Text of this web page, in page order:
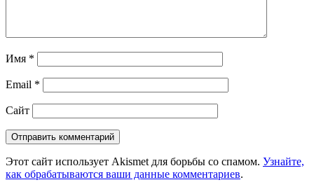
Имя *
Email *
Сайт
Этот сайт использует Akismet для борьбы со спамом. Узнайте,
как обрабатываются ваши данные комментариев.